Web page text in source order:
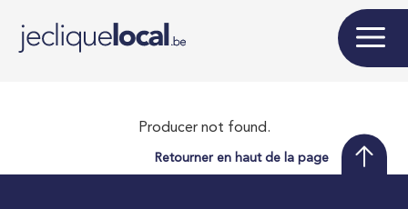
Producer not found.
Retourner en haut de la page